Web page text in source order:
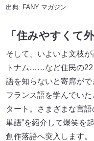
出典: FANY マガジン
「住みやすくて
そして、いよいよ文枝
トナム……など住民の22
語を知らないと寄席が
フランス語を学んでい
タート。さまざまな言
単語”を紹介して爆笑を
創作落語へ突入します。